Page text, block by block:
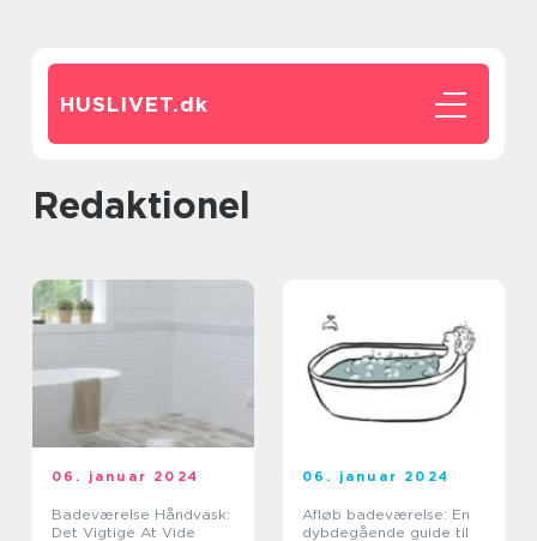
HUSLIVET.dk
redaktionel
06. januar 2024
Badeværelse Håndvask:
Det Vigtige At Vide
06. januar 2024
Afløb badeværelse: En
dybdegående guide til